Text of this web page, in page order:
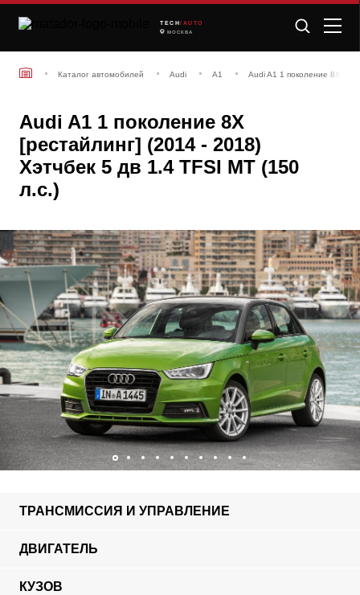
TECH /AUTO
МОСКВА
Каталог автомобилей Audi A1 Audi A1 1 поколение 8X
Audi A1 1 поколение 8X
[рестайлинг] (2014 - 2018)
Хэтчбек 5 дв 1.4 TFSI MT (150
л.с.)
ТРАНСМИССИЯ И УПРАВЛЕНИЕ
ДВИГАТЕЛЬ
КУЗОВ